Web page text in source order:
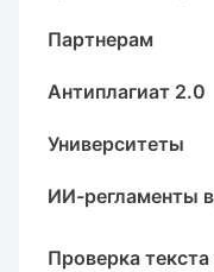
Партнерам
Антиплагиат 2.0
Университеты
ИИ-регламенты
Проверка текста